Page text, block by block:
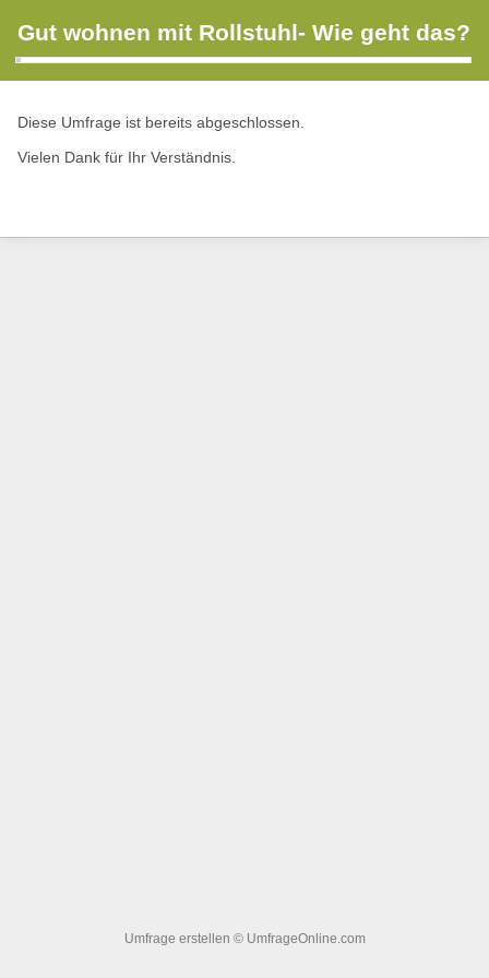
Gut wohnen mit Rollstuhl- Wie geht das?
Diese Umfrage ist bereits abgeschlossen.
Vielen Dank für Ihr Verständnis.
Umfrage erstellen © UmfrageOnline.com